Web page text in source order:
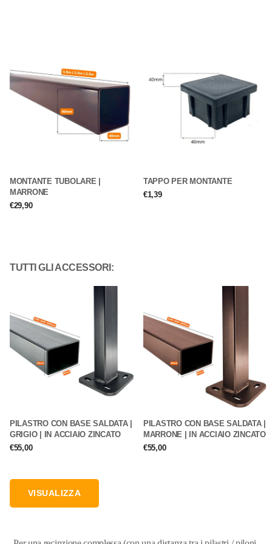
MONTANTE TUBOLARE |
MARRONE
€29,90
TAPPO PER MONTANTE
€1,39
TUTTI GLI ACCESSORI:
PILASTRO CON BASE SALDATA |
GRIGIO | IN ACCIAIO ZINCATO
€55,00
PILASTRO CON BASE SALDATA |
MARRONE | IN ACCIAIO ZINCATO
€55,00
VISUALIZZA